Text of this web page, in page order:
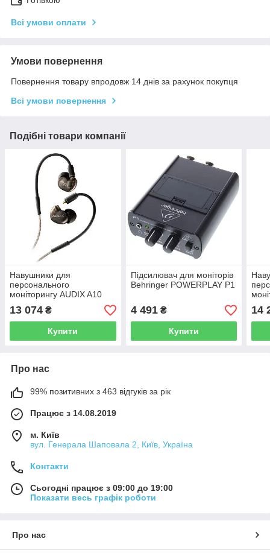
Всі умови оплати
Умови повернення
Повернення товару впродовж 14 днів за рахунок покупця
Всі умови повернення
Подібні товари компанії
Навушники для
персонального
моніторингу AUDIX A10
13 074 ₴
Купити
Підсилювач для моніторів
Behringer POWERPLAY P1
4 491₴
Купити
14
Про нас
99% позитивних з 463 відгуків за рік
Працює з 14.08.2019
м. Київ
вул. Генерала Шаповала 2, Київ, Україна
Контакти
Сьогодні працює з 09:00 до 19:00
Показати весь графік роботи
Про нас